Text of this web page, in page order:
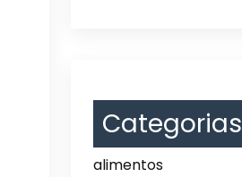
Categorias
alimentos